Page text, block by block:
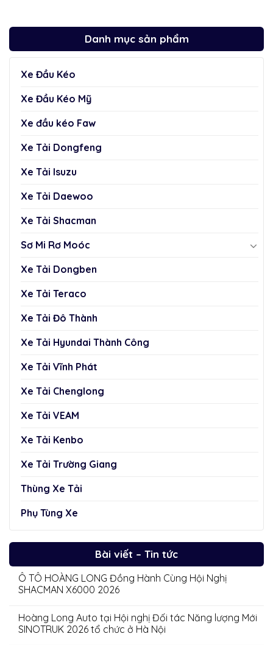
Danh mục sản phẩm
Xe Đầu Kéo
Xe Đầu Kéo Mỹ
Xe đầu kéo Faw
Xe Tải Dongfeng
Xe Tải Isuzu
Xe Tải Daewoo
Xe Tải Shacman
Sơ Mi Rơ Moóc
Xe Tải Dongben
Xe Tải Teraco
Xe Tải Đô Thành
Xe Tải Hyundai Thành Công
Xe Tải Vĩnh Phát
Xe Tải Chenglong
Xe Tải VEAM
Xe Tải Kenbo
Xe Tải Trường Giang
Thùng Xe Tải
Phụ Tùng Xe
Bài viết – Tin tức
Ô TÔ HOÀNG LONG Đồng Hành Cùng Hội Nghị
SHACMAN X6000 2026
Hoàng Long Auto tại Hội nghị Đối tác Năng lượng Mới
SINOTRUK 2026 tổ chức ở Hà Nội